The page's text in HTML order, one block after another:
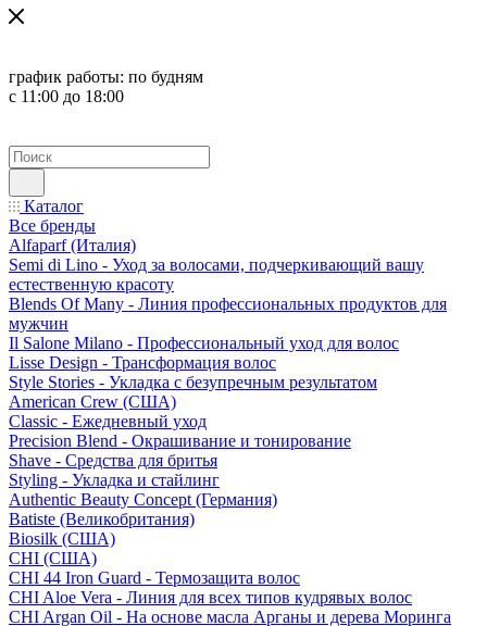
график работы: по будням
с 11:00 до 18:00
Каталог
Все бренды
Alfaparf (Италия)
Semi di Lino - Уход за волосами, подчеркивающий вашу
естественную красоту
Blends Of Many - Линия профессиональных продуктов для
мужчин
Il Salone Milano - Профессиональный уход для волос
Lisse Design - Трансформация волос
Style Stories - Укладка с безупречным результатом
American Crew (США)
Classic - Ежедневный уход
Precision Blend - Окрашивание и тонирование
Shave - Средства для бритья
Styling - Укладка и стайлинг
Authentic Beauty Concept (Германия)
Batiste (Великобритания)
Biosilk (США)
CHI (США)
CHI 44 Iron Guard - Термозащита волос
CHI Aloe Vera - Линия для всех типов кудрявых волос
CHI Argan Oil - На основе масла Арганы и дерева Моринга